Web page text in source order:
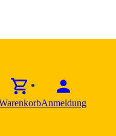
Anmeldung